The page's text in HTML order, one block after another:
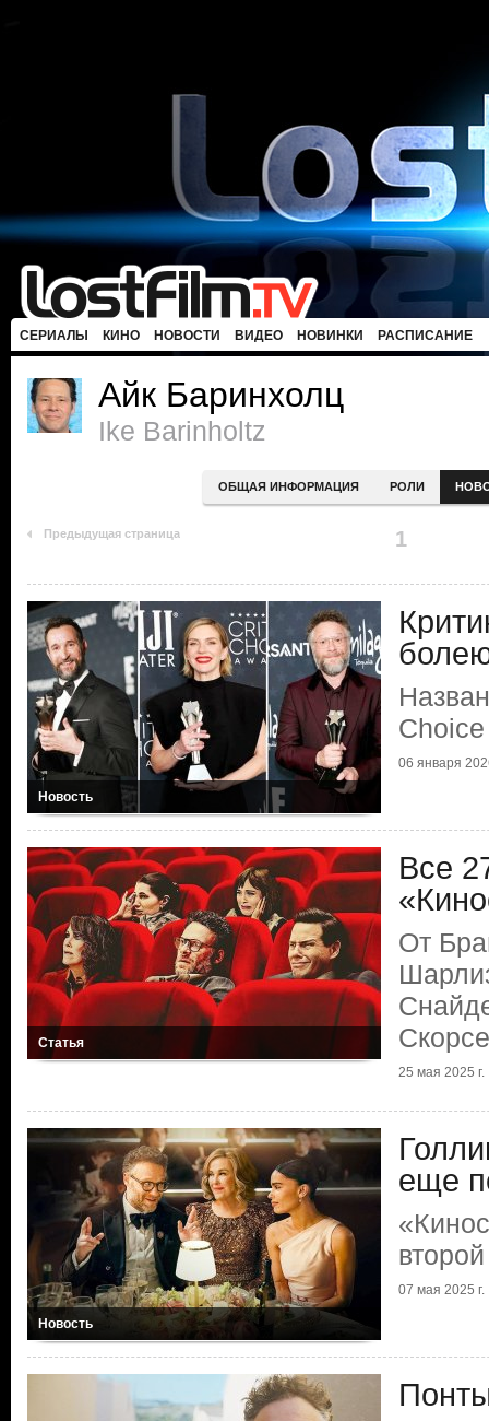
СЕРИАЛЫ КИНО НОВОСТИ ВИДЕО НОВИНКИ РАСПИСАНИЕ
Айк Баринхолц
Ike Barinholtz
ОБЩАЯ ИНФОРМАЦИЯ РОЛИ
Предыдущая страница 1
Новость
06 января
Статья
Все
От
25 мая 2025 г.
Новость
еще
07 мая 2025 г.